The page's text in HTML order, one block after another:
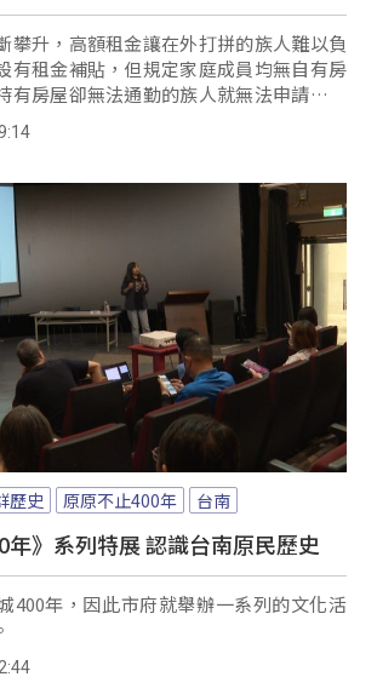
攀升，高額租金讓在外打拼的族人難以負
有租金補貼，但規定家庭成員均無自有房
有房屋卻無法通勤的族人就無法申請，像
租房也成為一大經濟壓力。
歷史 原原不止400年 台南
年》系列特展 認識台南原民歷史
400年，因此市府就舉辦一系列的文化活